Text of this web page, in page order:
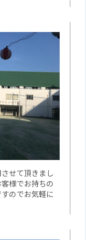
せて頂きまし
様でお持ちの
のでお気軽に